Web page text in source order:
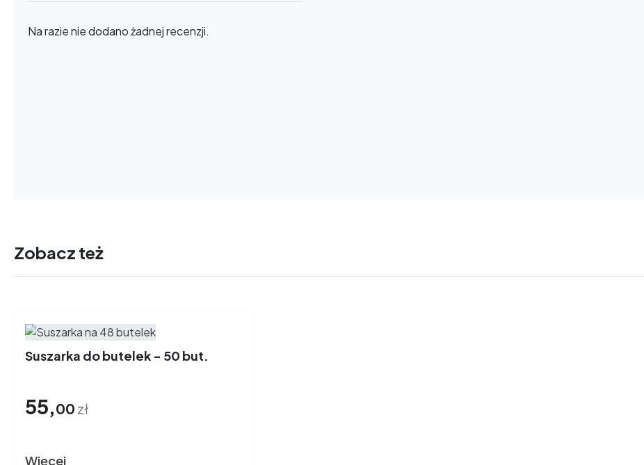
Na razie nie dodano żadnej recenzji.
Zobacz też
Suszarka do butelek - 50 but.
55,00 zł
Więcej